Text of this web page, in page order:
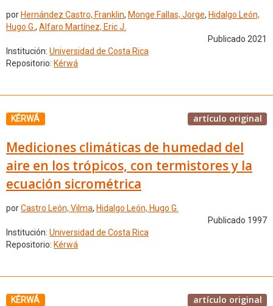
por Hernández Castro, Franklin, Monge Fallas, Jorge, Hidalgo León,
Hugo G., Alfaro Martínez, Eric J.
Publicado 2021
Institución: Universidad de Costa Rica
Repositorio: Kérwá
KÉRWÁ artículo original
Mediciones climáticas de humedad del
aire en los trópicos, con termistores y la
ecuación sicrométrica
porCastro León, Vilma, Hidalgo León, Hugo G.
Publicado 1997
Institución: Universidad de Costa Rica
Repositorio: Kérwá
KÉRWÁ artículo original